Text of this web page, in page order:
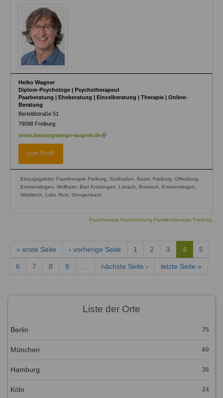
Heiko Wagner
Diplom-Psychologe | Psychotherapeut
Paarberatung | Eheberatung | Einzelberatung | Therapie | Online-
Beratung
Bertoldstraße 51
79098 Freiburg
www.loesungswege-wagner.de (link
zum Profil
Einzugsgebiet: Paartherapie Freiburg, Südbaden, Basel, Freiburg, Offenburg,
Emmendingen, Müllheim, Bad Krotzingen, Lörrach, Breisach, Emmendingen,
Waldkirch, Lahr, Rust, Gengenbach
Paartherapie Paarberatung Familientherapie Freiburg
« erste Seite ‹ vorherige Seite 1 2 3 4 5
6 7 8 9 nächste Seite › letzte Seite »
Liste der Orte
Berlin 75
München 60
Hamburg 36
Köln 24